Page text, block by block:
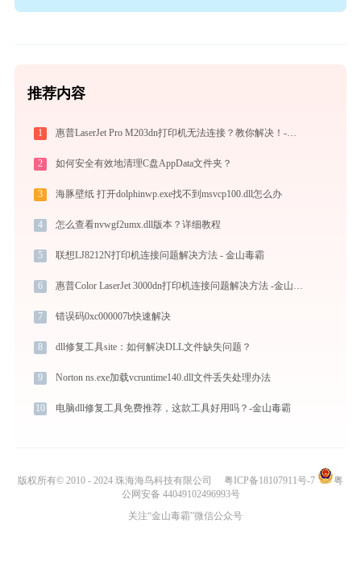
推荐内容
1 惠普LaserJet Pro M203dn打印机无法连接？教你解决！-金山毒霸
2 如何安全有效地清理C盘AppData文件夹？
3 海豚壁纸 打开dolphinwp.exe找不到msvcp100.dll怎么办
4 怎么查看nvwgf2umx.dll版本？详细教程
5 联想LJ8212N打印机连接问题解决方法 - 金山毒霸
6 惠普Color LaserJet 3000dn打印机连接问题解决方法 -金山毒霸
7 错误码0xc000007b快速解决
8 dll修复工具site：如何解决DLL文件缺失问题？
9 Norton ns.exe加载vcruntime140.dll文件丢失处理办法
10 电脑dll修复工具免费推荐，这款工具好用吗？-金山毒霸
版权所有© 2010 - 2024 珠海海鸟科技有限公司 粤ICP备18107911号-7
粤
公网安备 44049102496993号
关注“金山毒霸”微信公众号